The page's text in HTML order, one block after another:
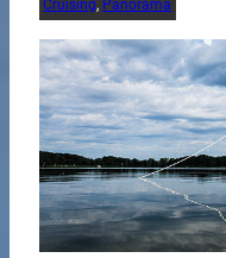
Cruising, Panorama